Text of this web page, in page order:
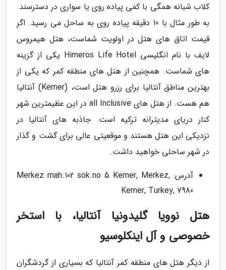
کلاب شبانه همگی با کمی پیاده روی یا سواری در دسترسند.
به طور مثال با 10 دقیقه پیاده روی به ساحل می رسید. اگر
قیمت اتاق های هتل در اولویت شماست، هتل هیمروس
لایف با نام انگلیسی Himeros Life Hotel یکی از گزینه
های شماست. همچنین از هتل های منطقه کمر که یکی از
بهترین مناطق آنتالیا برای رزرو هتل است، (Kemer) آنتالیا
هم هست. از هتل های all Inclusive در این عظیمترین شهر
کنار دریای مدیترانه ترکیه است. جاذبه های آنتالیا در
نزدیکی این هتل هستند و موقعیتی عالی برای گشت و گذار
در شهر ساحلی خواهید داشت.
آدرس: Merkez mah.102 sok.no 5 Kemer, Merkez,
Kemer, Turkey, 7980
هتل نوویا گلیدونیا آنتالیا، با استخر
خصوصی و آل اینکلوسیو
از دیگر هتل های منطقه کمر آنتالیا که بسیاری از گردشگران